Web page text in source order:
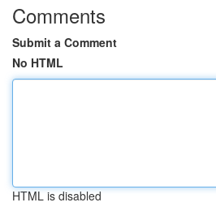
Comments
Submit a Comment
No HTML
HTML is disabled